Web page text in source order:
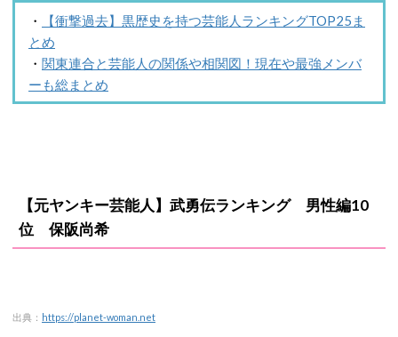
・
【衝撃過去】黒歴史を持つ芸能人ランキングTOP25ま
とめ
・ 関東連合と芸能人の関係や相関図！現在や最強メンバ
ーも総まとめ
【元ヤンキー芸能人】武勇伝ランキング 男性編10
位 保阪尚希
出典： https://planet-woman.net